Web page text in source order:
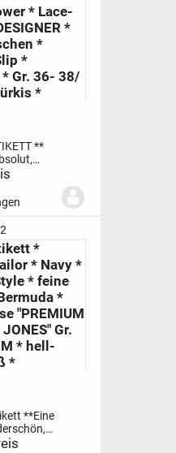
* Lace-
*
*
*
Gr. 36- 38/
*
**
Blüten *
* Lace-
*
Größe
*
* Navy *
* feine
*
"PREMIUM
Gr.
* hell-
*
**Eine